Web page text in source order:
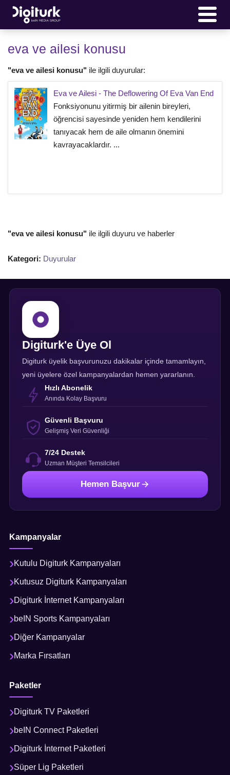
eva ve ailesi konusu
"eva ve ailesi konusu" ile ilgili duyurular:
Eva ve Ailesi - The Deflowering Of Eva Van End
Fonksiyonunu yitirmiş bir ailenin bireyleri,
öğrencisi sayesinde yeniden hem kendilerini
tanıyacak hem de aile olmanın önemini
kavrayacaklardır. ...
"eva ve ailesi konusu" ile ilgili duyuru ve haberler
Kategori: Duyurular
Digiturk'e Üye Ol
Digiturk üyelik başvurunuzu dakikalar içinde tamamlayın,
yeni üyelere özel kampanyalardan hemen yararlanın.
Hızlı Abonelik
Anında Kolay Başvuru
Güvenli Başvuru
Gelişmiş Veri Güvenliği
7/24 Destek
Uzman Müşteri Temsilcileri
Hemen Başvur
Kampanyalar
Kutulu Digiturk Kampanyaları
Kutusuz Digiturk Kampanyaları
Digiturk İnternet Kampanyaları
beIN Sports Kampanyaları
Diğer Kampanyalar
Marka Fırsatları
Paketler
Digiturk TV Paketleri
beIN Connect Paketleri
Digiturk İnternet Paketleri
Süper Lig Paketleri